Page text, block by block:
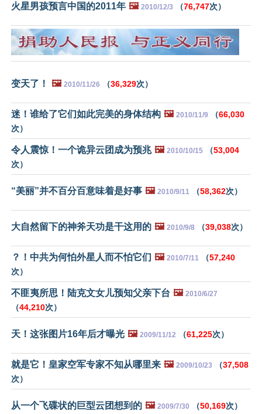
火星男孩预言中国的2011年 🖼️ 2010/12/3 （76,747次）
变天了！ 🖼️ 2010/11/26 （36,329次）
迷！谁给了它们如此完美的身体结构 🖼️ 2010/11/9 （66,030
次）
令人震惊！一个诡异云团成为预兆 🖼️ 2010/10/15 （53,004
次）
“美丽”并不百分百意味着是好事 🖼️ 2010/9/11 （58,362次）
大自然留下的神斧天功是干这用的 🖼️ 2010/9/8 （39,038次）
？！中共为何怕外星人而不怕它们 🖼️ 2010/7/11 （57,240
次）
不匪夷所思！陆克文女儿预知父亲下台 🖼️ 2010/6/27
（44,210次）
天！这张图片16年后才曝光 🖼️ 2009/11/12 （61,225次）
就是它！皇家空军专家不知从哪里来 🖼️ 2009/10/23 （37,508
次）
从一个飞碟状的巨型云团想到的 🖼️ 2009/7/30 （50,169次）